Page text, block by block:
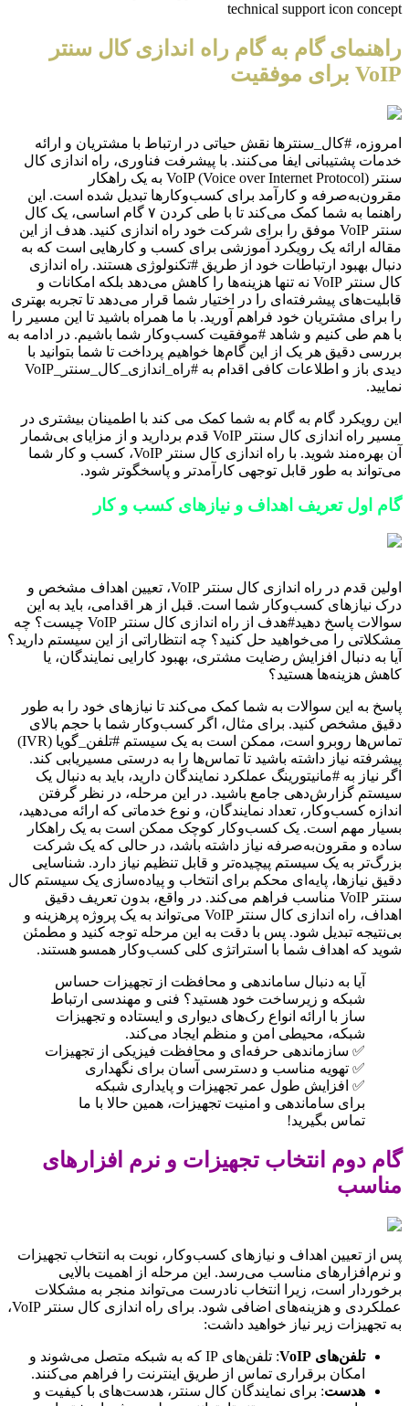
راهنمای گام به گام راه اندازی کال سنتر
VoIP برای موفقیت
امروزه، #کال_سنترها نقش حیاتی در ارتباط با مشتریان و ارائه
خدمات پشتیبانی ایفا می‌کنند. با پیشرفت فناوری، راه اندازی کال
سنتر VoIP (Voice over Internet Protocol) به یک راهکار
مقرون‌به‌صرفه و کارآمد برای کسب‌وکارها تبدیل شده است. این
راهنما به شما کمک می‌کند تا با طی کردن ۷ گام اساسی، یک کال
سنتر VoIP موفق را برای شرکت خود راه اندازی کنید. هدف از این
مقاله ارائه یک رویکرد آموزشی برای کسب و کارهایی است که به
دنبال بهبود ارتباطات خود از طریق #تکنولوژی هستند. راه اندازی
کال سنتر VoIP نه تنها هزینه‌ها را کاهش می‌دهد بلکه امکانات و
قابلیت‌های پیشرفته‌ای را در اختیار شما قرار می‌دهد تا تجربه بهتری
را برای مشتریان خود فراهم آورید. با ما همراه باشید تا این مسیر را
با هم طی کنیم و شاهد #موفقیت کسب‌وکار شما باشیم. در ادامه به
بررسی دقیق هر یک از این گام‌ها خواهیم پرداخت تا شما بتوانید با
دیدی باز و اطلاعات کافی اقدام به #راه_اندازی_کال_سنتر_VoIP
نمایید.
این رویکرد گام به گام به شما کمک می کند با اطمینان بیشتری در
مسیر راه اندازی کال سنتر VoIP قدم بردارید و از مزایای بی‌شمار
آن بهره‌مند شوید. با راه اندازی کال سنتر VoIP، کسب و کار شما
می‌تواند به طور قابل توجهی کارآمدتر و پاسخگوتر شود.
گام اول تعریف اهداف و نیازهای کسب و کار
اولین قدم در راه اندازی کال سنتر VoIP، تعیین اهداف مشخص و
درک نیازهای کسب‌وکار شما است. قبل از هر اقدامی، باید به این
سوالات پاسخ دهید#هدف از راه اندازی کال سنتر VoIP چیست؟ چه
مشکلاتی را می‌خواهید حل کنید؟ چه انتظاراتی از این سیستم دارید؟
آیا به دنبال افزایش رضایت مشتری، بهبود کارایی نمایندگان، یا
کاهش هزینه‌ها هستید؟
پاسخ به این سوالات به شما کمک می‌کند تا نیازهای خود را به طور
دقیق مشخص کنید. برای مثال، اگر کسب‌وکار شما با حجم بالای
تماس‌ها روبرو است، ممکن است به یک سیستم #تلفن_گویا (IVR)
پیشرفته نیاز داشته باشید تا تماس‌ها را به درستی مسیریابی کند.
اگر نیاز به #مانیتورینگ عملکرد نمایندگان دارید، باید به دنبال یک
سیستم گزارش‌دهی جامع باشید. در این مرحله، در نظر گرفتن
اندازه کسب‌وکار، تعداد نمایندگان، و نوع خدماتی که ارائه می‌دهید،
بسیار مهم است. یک کسب‌وکار کوچک ممکن است به یک راهکار
ساده و مقرون‌به‌صرفه نیاز داشته باشد، در حالی که یک شرکت
بزرگ‌تر به یک سیستم پیچیده‌تر و قابل تنظیم نیاز دارد. شناسایی
دقیق نیازها، پایه‌ای محکم برای انتخاب و پیاده‌سازی یک سیستم کال
سنتر VoIP مناسب فراهم می‌کند. در واقع، بدون تعریف دقیق
اهداف، راه اندازی کال سنتر VoIP می‌تواند به یک پروژه پرهزینه و
بی‌نتیجه تبدیل شود. پس با دقت به این مرحله توجه کنید و مطمئن
شوید که اهداف شما با استراتژی کلی کسب‌وکار همسو هستند.
آیا به دنبال ساماندهی و محافظت از تجهیزات حساس
شبکه و زیرساخت خود هستید؟ فنی و مهندسی ارتباط
ساز با ارائه انواع رک‌های دیواری و ایستاده و تجهیزات
شبکه، محیطی امن و منظم ایجاد می‌کند.
✅ سازماندهی حرفه‌ای و محافظت فیزیکی از تجهیزات
✅ تهویه مناسب و دسترسی آسان برای نگهداری
✅ افزایش طول عمر تجهیزات و پایداری شبکه
برای ساماندهی و امنیت تجهیزات، همین حالا با ما
تماس بگیرید!
گام دوم انتخاب تجهیزات و نرم افزارهای
مناسب
پس از تعیین اهداف و نیازهای کسب‌وکار، نوبت به انتخاب تجهیزات
و نرم‌افزارهای مناسب می‌رسد. این مرحله از اهمیت بالایی
برخوردار است، زیرا انتخاب نادرست می‌تواند منجر به مشکلات
عملکردی و هزینه‌های اضافی شود. برای راه اندازی کال سنتر VoIP،
به تجهیزات زیر نیاز خواهید داشت:
تلفن‌های VoIP
: تلفن‌های IP که به شبکه متصل می‌شوند و
امکان برقراری تماس از طریق اینترنت را فراهم می‌کنند.
هدست: برای نمایندگان کال سنتر، هدست‌های با کیفیت و